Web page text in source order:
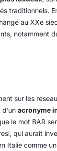
traditionnels.
au XXe
notamment
sur les
acronyme
le mot BAR
qui aurait
Italie comme